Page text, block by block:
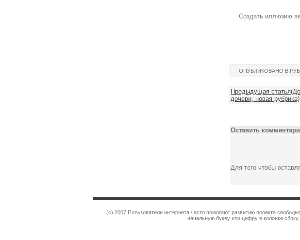
Создать иллюзию
ОПУБЛИКОВАНО В
Предыдущая
дочери, новая рубрика)
Оставить
Для того чтобы
(c) 2007 Пользователи интернета часто помогают развитию проекта
начальную букву или цифру в колонке